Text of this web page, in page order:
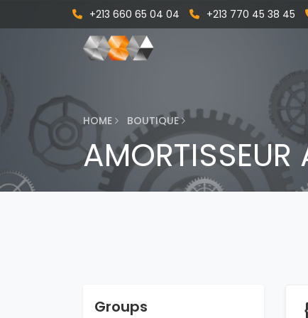
+213 660 65 04 04 +213 770 45 38 45
HOME BOUTIQUE
Groups